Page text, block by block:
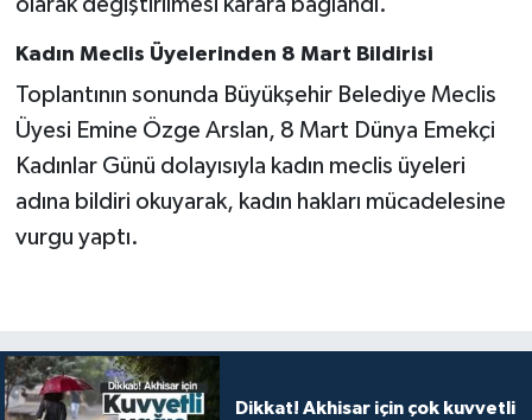
Kadın Meclis Üyelerinden 8 Mart Bildirisi
Toplantının sonunda Büyükşehir Belediye Meclis
Üyesi Emine Özge Arslan, 8 Mart Dünya Emekçi
Kadınlar Günü dolayısıyla kadın meclis üyeleri
adına bildiri okuyarak, kadın hakları mücadelesine
vurgu yaptı.
Dikkat! Akhisar için çok kuvvetli